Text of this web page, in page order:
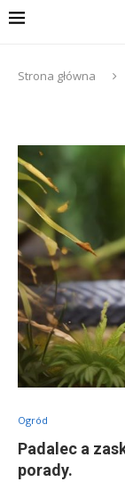
Strona główna
Ogród
Padalec a
porady.